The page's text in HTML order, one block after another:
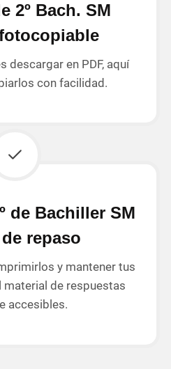
2º Bach. SM
descargar en PDF, aquí
con facilidad.
de Bachiller SM
repaso
y mantener tus
de respuestas
accesibles.